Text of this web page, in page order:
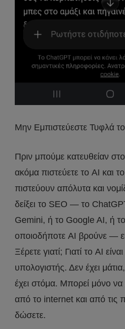
Μην Εμπιστεύεστε Τυφλά
Πριν μπούμε κατευθείαν
ακόμα πιστεύετε το AI και
πιστεύουν απόλυτα και
δείξει το SEO — το
Gemini, ή το Google AI, ή
οποιοδήποτε AI βρούνε —
Ξέρετε γιατί; Γιατί το AI
υπολογιστής. Δεν έχει
έχει στόμα. Μπορεί μόνο
από το internet και από τις
δώσετε.